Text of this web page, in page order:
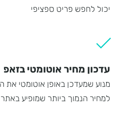
יכול לחפש פריט ספציפי
עדכון מחיר אוטומטי בזאפ
מנוע שמעדכן באופן אוטומטי
למחיר הנמוך ביותר שמופיע